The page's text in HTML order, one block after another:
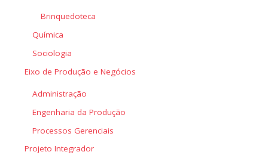
Brinquedoteca
Química
Sociologia
Eixo de Produção e Negócios
Administração
Engenharia da Produção
Processos Gerenciais
Projeto Integrador